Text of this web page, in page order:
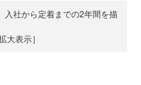
入社から定着までの2年間を描
大表示］